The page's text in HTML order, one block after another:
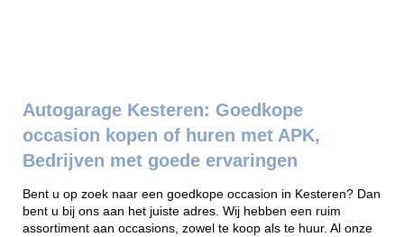
Autogarage Kesteren: Goedkope
occasion kopen of huren met APK,
Bedrijven met goede ervaringen
Bent u op zoek naar een goedkope occasion in Kesteren? Dan
bent u bij ons aan het juiste adres. Wij hebben een ruim
assortiment aan occasions, zowel te koop als te huur. Al onze